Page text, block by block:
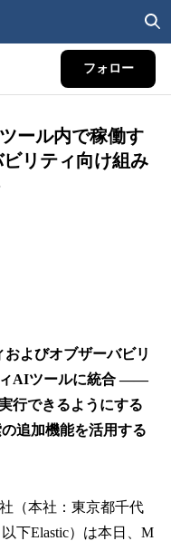
フォロー
ール内で稼働す
リティ向け組み
よびオブザーバビリ
ィAIツールに統合 ――
行できるようにする
追加機能を活用する
社（本社：東京都千代
下Elastic）は本日、M